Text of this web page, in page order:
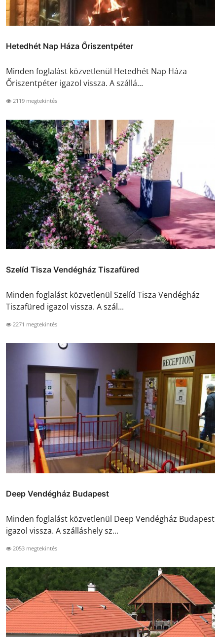
Hetedhét Nap Háza Őriszentpéter
Minden foglalást közvetlenül Hetedhét Nap Háza
Őriszentpéter igazol vissza. A szállá...
2119 megtekintés
Szelíd Tisza Vendégház Tiszafüred
Minden foglalást közvetlenül Szelíd Tisza Vendégház
Tiszafüred igazol vissza. A szál...
2271 megtekintés
Deep Vendégház Budapest
Minden foglalást közvetlenül Deep Vendégház Budapest
igazol vissza. A szálláshely sz...
2053 megtekintés